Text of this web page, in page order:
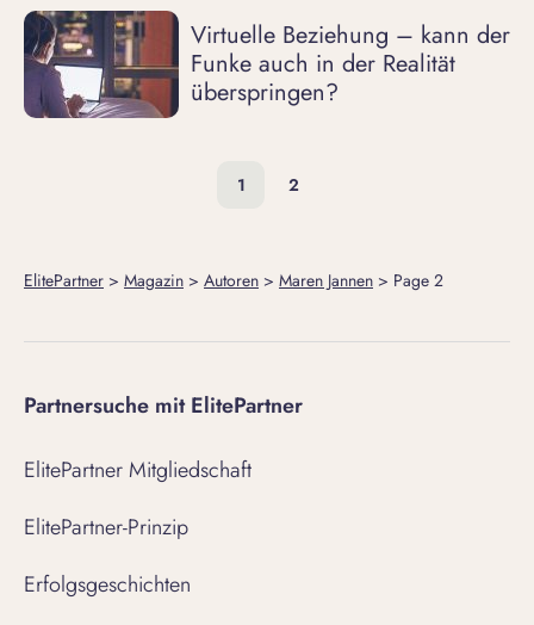
Virtuelle Beziehung – kann der
Funke auch in der Realität
überspringen?
1 2
ElitePartner > Magazin > Autoren > Maren Jannen > Page 2
Partnersuche mit ElitePartner
ElitePartner Mitgliedschaft
ElitePartner-Prinzip
Erfolgsgeschichten